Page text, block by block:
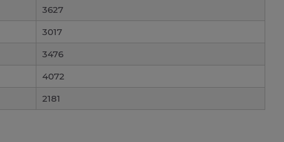
3627
3017
3476
4072
2181